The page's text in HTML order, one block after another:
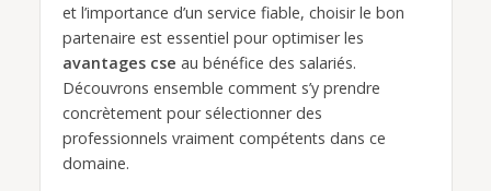
et l’importance d’un service fiable, choisir le bon
partenaire est essentiel pour optimiser les
avantages cse au bénéfice des salariés.
Découvrons ensemble comment s’y prendre
concrètement pour sélectionner des
professionnels vraiment compétents dans ce
domaine.